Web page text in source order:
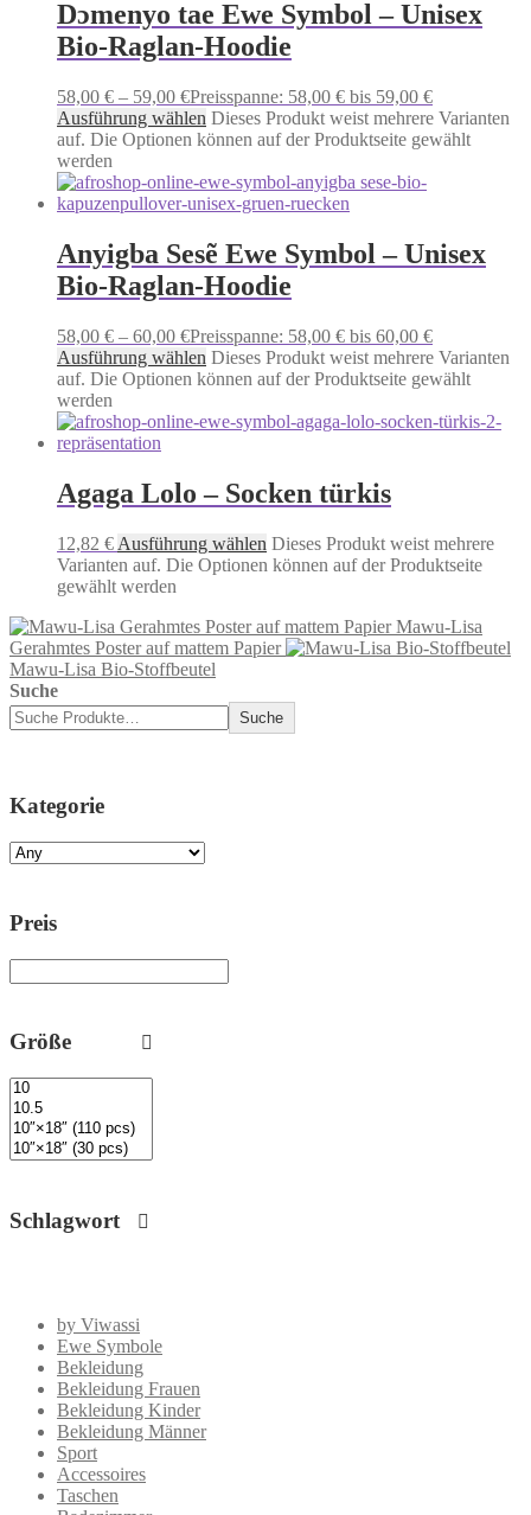
Dɔmenyo tae Ewe Symbol – Unisex
Bio-Raglan-Hoodie
58,00 € – 59,00 €Preisspanne: 58,00 € bis 59,00 €
Ausführung wählen Dieses Produkt weist mehrere Varianten
auf. Die Optionen können auf der Produktseite gewählt
werden
Anyigba Sesẽ Ewe Symbol – Unisex
Bio-Raglan-Hoodie
58,00 € – 60,00 €Preisspanne: 58,00 € bis 60,00 €
Ausführung wählen Dieses Produkt weist mehrere Varianten
auf. Die Optionen können auf der Produktseite gewählt
werden
Agaga Lolo – Socken türkis
12,82 € Ausführung wählen Dieses Produkt weist mehrere
Varianten auf. Die Optionen können auf der Produktseite
gewählt werden
Mawu-Lisa
Gerahmtes Poster auf mattem Papier
Mawu-Lisa Bio-Stoffbeutel
Suche
Suche
Kategorie
Preis
Größe
Schlagwort
by Viwassi
Ewe Symbole
Bekleidung
Bekleidung Frauen
Bekleidung Kinder
Bekleidung Männer
Sport
Accessoires
Taschen